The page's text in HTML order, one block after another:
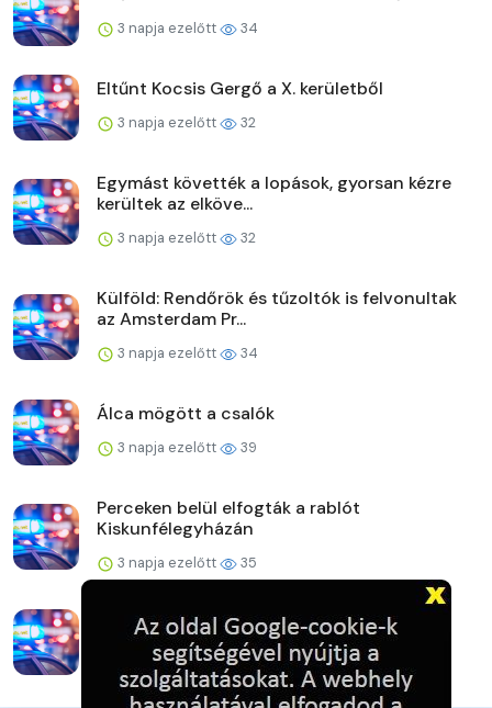
3 napja ezelőtt 34
Eltűnt Kocsis Gergő a X. kerületből
3 napja ezelőtt 32
Egymást követték a lopások, gyorsan kézre
kerültek az elköve...
3 napja ezelőtt 32
Külföld: Rendőrök és tűzoltók is felvonultak
az Amsterdam Pr...
3 napja ezelőtt 34
Álca mögött a csalók
3 napja ezelőtt 39
Perceken belül elfogták a rablót
Kiskunfélegyházán
3 napja ezelőtt 35
A lakat nem állta útját
3 napja ezelőtt 38